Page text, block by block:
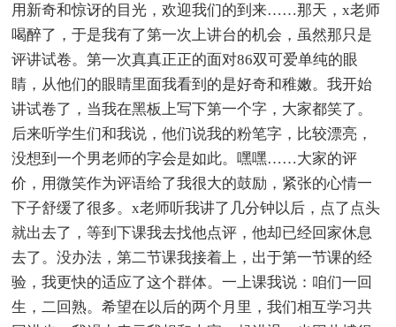
用新奇和惊讶的目光，欢迎我们的到来……那天，x老师
喝醉了，于是我有了第一次上讲台的机会，虽然那只是
评讲试卷。第一次真真正正的面对86双可爱单纯的眼
睛，从他们的眼睛里面我看到的是好奇和稚嫩。我开始
讲试卷了，当我在黑板上写下第一个字，大家都笑了。
后来听学生们和我说，他们说我的粉笔字，比较漂亮，
没想到一个男老师的字会是如此。嘿嘿……大家的评
价，用微笑作为评语给了我很大的鼓励，紧张的心情一
下子舒缓了很多。x老师听我讲了几分钟以后，点了点头
就出去了，等到下课我去找他点评，他却已经回家休息
去了。没办法，第二节课我接着上，出于第一节课的经
验，我更快的适应了这个群体。一上课我说：咱们一回
生，二回熟。希望在以后的两个月里，我们相互学习共